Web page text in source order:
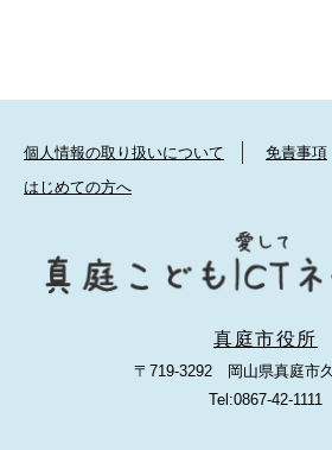
個人情報の取り扱いについて 免責事項
はじめての方へ
真庭市役所
〒719-3292 岡山県真庭市
Tel:0867-42-1111